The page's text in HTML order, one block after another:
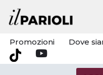
Vai
al
contenuto
Promozioni Dove
Tik
YouTube